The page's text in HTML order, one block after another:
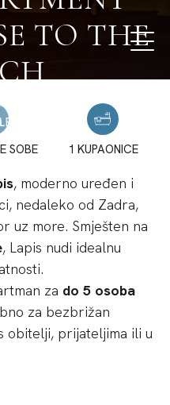
TO THE
SOBE 1 KUPAONICE
, moderno uređen i
nedaleko od Zadra,
uz more. Smješten na
, Lapis nudi idealnu
za do 5 osoba
za bezbrižan
obitelji, prijateljima ili u